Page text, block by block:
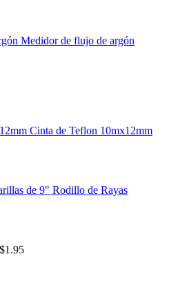
Medidor de flujo de argón
Cinta de Teflon 10mx12mm
Rodillo de Rayas
$1.95